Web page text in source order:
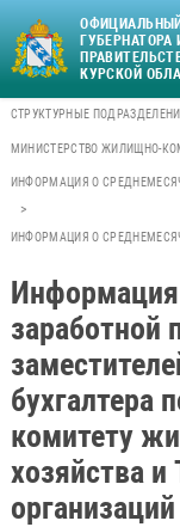
ГУБЕРНАТОРА
КУРСКОЙ
СТРУКТУРНЫЕ
МИНИСТЕРСТВО ЖИЛИЩНО-
ИНФОРМАЦИЯ О
>
ИНФОРМАЦИЯ О
заработной
бухгалтера
комитету
хозяйства